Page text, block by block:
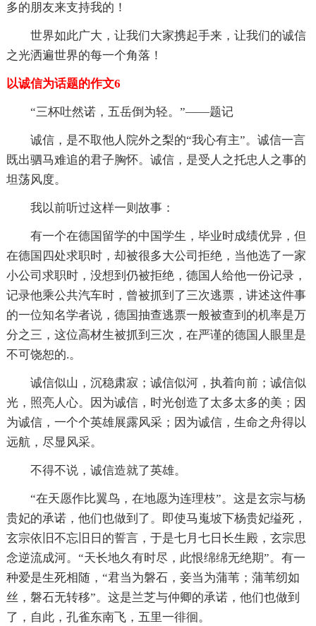
多的朋友来支持我的！
世界如此广大，让我们大家携起手来，让我们的诚信
之光洒遍世界的每一个角落！
以诚信为话题的作文6
“三杯吐然诺，五岳倒为轻。”——题记
诚信，是不取他人院外之梨的“我心有主”。诚信一言
既出驷马难追的君子胸怀。诚信，是受人之托忠人之事的
坦荡风度。
我以前听过这样一则故事：
有一个在德国留学的中国学生，毕业时成绩优异，但
在德国四处求职时，却被很多大公司拒绝，当他选了一家
小公司求职时，没想到仍被拒绝，德国人给他一份记录，
记录他乘公共汽车时，曾被抓到了三次逃票，讲述这件事
的一位知名学者说，德国抽查逃票一般被查到的机率是万
分之三，这位高材生被抓到三次，在严谨的德国人眼里是
不可饶恕的.。
诚信似山，沉稳肃寂；诚信似河，执着向前；诚信似
光，照亮人心。因为诚信，时光创造了太多太多的美；因
为诚信，一个个英雄展露风采；因为诚信，生命之舟得以
远航，尽显风采。
不得不说，诚信造就了英雄。
“在天愿作比翼鸟，在地愿为连理枝”。这是玄宗与杨
贵妃的承诺，他们也做到了。即使马嵬坡下杨贵妃缢死，
玄宗依旧不忘旧日的誓言，于是七月七日长生殿，玄宗思
念逆流成河。“天长地久有时尽，此恨绵绵无绝期”。有一
种爱是生死相随，“君当为磐石，妾当为蒲苇；蒲苇纫如
丝，磐石无转移”。这是兰芝与仲卿的承诺，他们也做到
了，自此，孔雀东南飞，五里一徘徊。